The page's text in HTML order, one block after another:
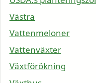
Västra
Vattenmeloner
Vattenväxter
Växtförökning